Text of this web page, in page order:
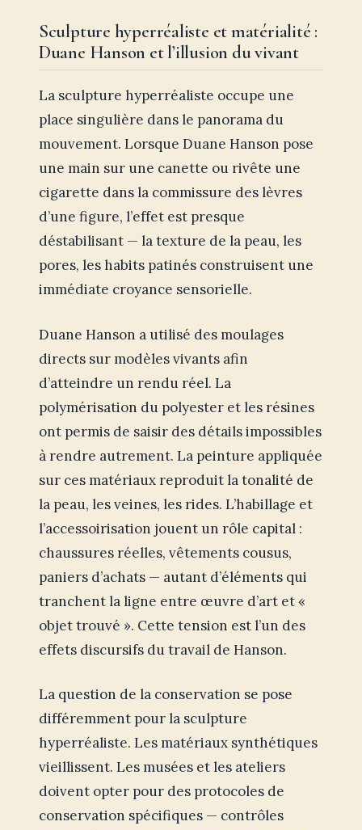
Sculpture hyperréaliste et matérialité :
Duane Hanson et l’illusion du vivant
La sculpture hyperréaliste occupe une
place singulière dans le panorama du
mouvement. Lorsque Duane Hanson pose
une main sur une canette ou rivête une
cigarette dans la commissure des lèvres
d’une figure, l’effet est presque
déstabilisant — la texture de la peau, les
pores, les habits patinés construisent une
immédiate croyance sensorielle.
Duane Hanson a utilisé des moulages
directs sur modèles vivants afin
d’atteindre un rendu réel. La
polymérisation du polyester et les résines
ont permis de saisir des détails impossibles
à rendre autrement. La peinture appliquée
sur ces matériaux reproduit la tonalité de
la peau, les veines, les rides. L’habillage et
l’accessoirisation jouent un rôle capital :
chaussures réelles, vêtements cousus,
paniers d’achats — autant d’éléments qui
tranchent la ligne entre œuvre d’art et «
objet trouvé ». Cette tension est l’un des
effets discursifs du travail de Hanson.
La question de la conservation se pose
différemment pour la sculpture
hyperréaliste. Les matériaux synthétiques
vieillissent. Les musées et les ateliers
doivent opter pour des protocoles de
conservation spécifiques — contrôles